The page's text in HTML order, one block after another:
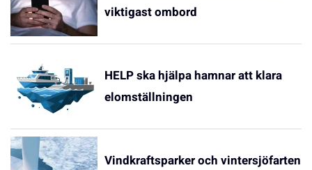
viktigast ombord
HELP ska hjälpa hamnar att klara
elomställningen
Vindkraftsparker och vintersjöfarten